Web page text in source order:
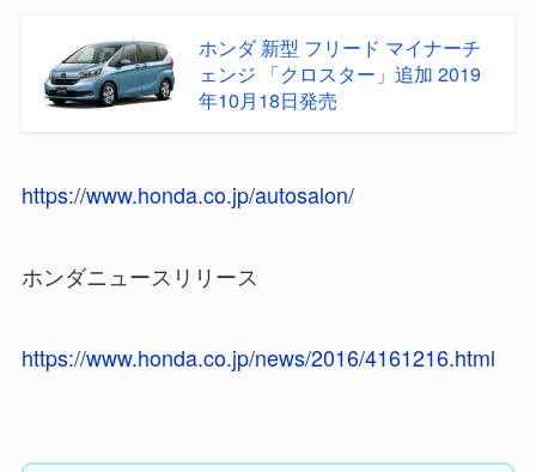
ホンダ 新型 フリード マイナーチ
ェンジ 「クロスター」追加 2019
年10月18日発売
https://www.honda.co.jp/autosalon/
ホンダニュースリリース
https://www.honda.co.jp/news/2016/4161216.html